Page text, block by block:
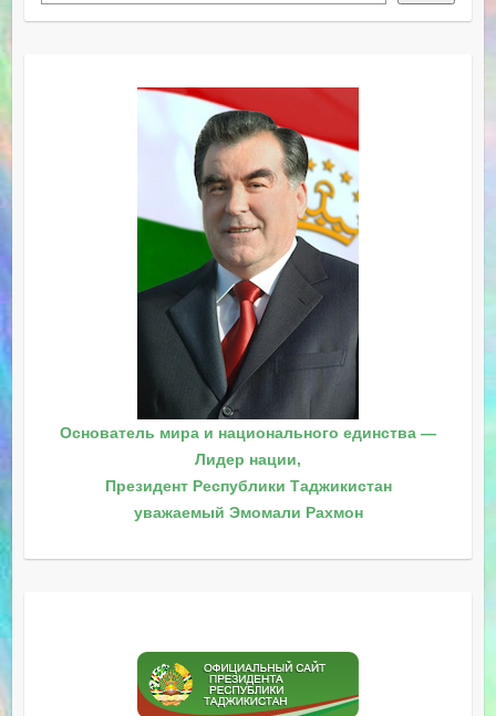
Основатель мира и национального единства —
Лидер нации,
Президент Республики Таджикистан
уважаемый Эмомали Рахмон